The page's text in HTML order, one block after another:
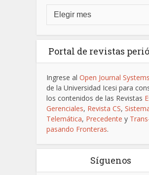
Portal de revistas
Ingrese al Open Journal
de la Universidad Icesi para
los contenidos de las Revistas
Gerenciales, Revista CS,
Telemática, Precedente y
pasando Fronteras.
Síguenos